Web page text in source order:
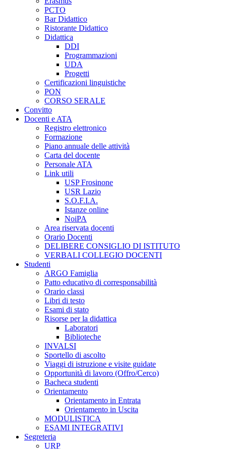
PCTO
Bar Didattico
Ristorante Didattico
Didattica
DDI
Programmazioni
UDA
Progetti
Certificazioni linguistiche
PON
CORSO SERALE
Convitto
Docenti e ATA
Registro elettronico
Formazione
Piano annuale delle attività
Carta del docente
Personale ATA
Link utili
USP Frosinone
USR Lazio
S.O.F.I.A.
Istanze online
NoiPA
Area riservata docenti
Orario Docenti
DELIBERE CONSIGLIO DI ISTITUTO
VERBALI COLLEGIO DOCENTI
Studenti
ARGO Famiglia
Patto educativo di corresponsabilità
Orario classi
Libri di testo
Esami di stato
Risorse per la didattica
Laboratori
Biblioteche
INVALSI
Sportello di ascolto
Viaggi di istruzione e visite guidate
Opportunità di lavoro (Offro/Cerco)
Bacheca studenti
Orientamento
Orientamento in Entrata
Orientamento in Uscita
MODULISTICA
ESAMI INTEGRATIVI
Segreteria
URP